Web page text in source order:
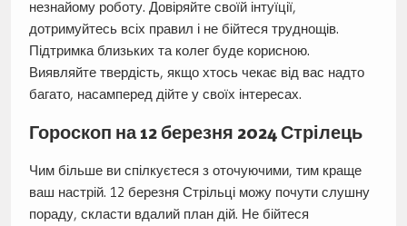
незнайому роботу. Довіряйте своїй інтуїції,
дотримуйтесь всіх правил і не бійтеся труднощів.
Підтримка близьких та колег буде корисною.
Виявляйте твердість, якщо хтось чекає від вас надто
багато, насамперед дійте у своїх інтересах.
Гороскоп на 12 березня 2024 Стрілець
Чим більше ви спілкуєтеся з оточуючими, тим краще
ваш настрій. 12 березня Стрільці можу почути слушну
пораду, скласти вдалий план дій. Не бійтеся